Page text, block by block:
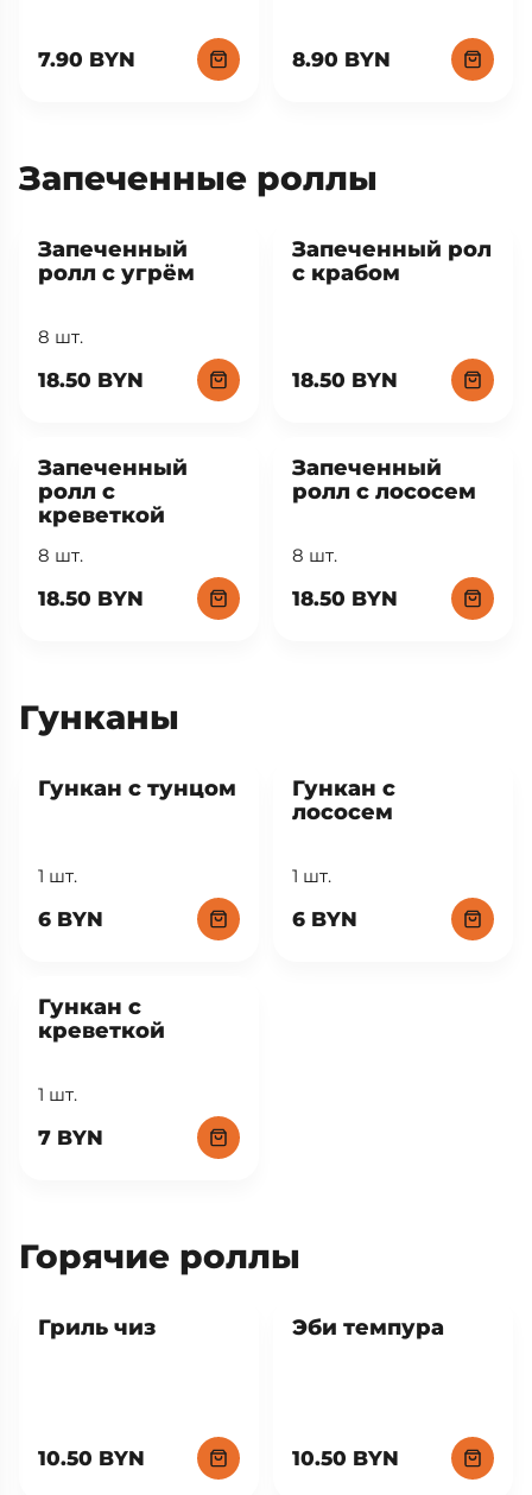
7.90 BYN 8.90 BYN
Запеченные роллы
Запеченный
ролл с угрём
8 шт.
18.50 BYN
Запеченный рол
с крабом
18.50 BYN
Запеченный
ролл с
креветкой
8 шт.
18.50 BYN
Запеченный
ролл с лососем
8 шт.
18.50 BYN
Гунканы
Гункан с тунцом
1 шт.
6 BYN
Гункан с
лососем
1 шт.
6 BYN
Гункан с
креветкой
1 шт.
7 BYN
Горячие роллы
Гриль чиз
10.50 BYN
Эби темпура
10.50 BYN